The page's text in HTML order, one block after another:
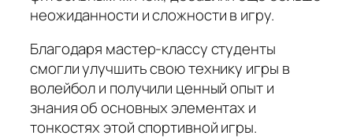
неожиданности и сложности в игру.
Благодаря мастер-классу студенты
смогли улучшить свою технику игры в
волейбол и получили ценный опыт и
знания об основных элементах и
тонкостях этой спортивной игры.